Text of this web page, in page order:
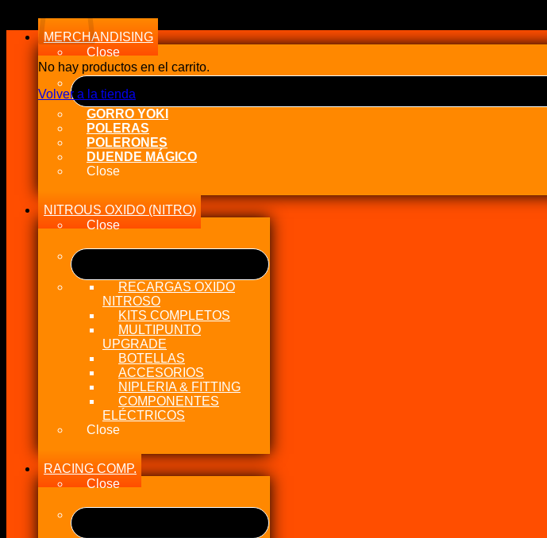
No hay productos en el carrito.
Volver a la tienda
MERCHANDISING
Close
GORRO YOKI
POLERAS
POLERONES
DUENDE MÁGICO
Close
NITROUS OXIDO (NITRO)
Close
RECARGAS OXIDO
NITROSO
KITS COMPLETOS
MULTIPUNTO
UPGRADE
BOTELLAS
ACCESORIOS
NIPLERIA & FITTING
COMPONENTES
ELÉCTRICOS
Close
RACING COMP.
Close